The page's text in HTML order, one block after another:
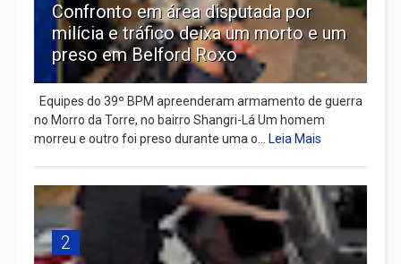
Confronto em área disputada por
milícia e tráfico deixa um morto e um
preso em Belford Roxo
Equipes do 39º BPM apreenderam armamento de guerra
no Morro da Torre, no bairro Shangri-Lá Um homem
morreu e outro foi preso durante uma o... Leia Mais
2